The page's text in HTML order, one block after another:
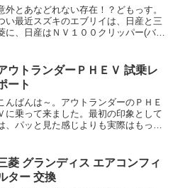
外とあなどれない存在！？どもっす。
い最近スズキのエブリイは、日産と三
に、日産はＮＶ１００クリッパー(バン)
Ｍ供給されました。まあそれ以前にマ
ダにはス...
ウトランダーＰＨＥＶ 試乗レ
ート
んばんは～。アウトランダーのＰＨＥ
に乗って来ました。最初の印象として
、パッと見た感じよりも実際はもっと
と広々とした感じだと、こういう車も
いかな～？何て思います...
菱 グランディス エアコンフィ
ター 交換